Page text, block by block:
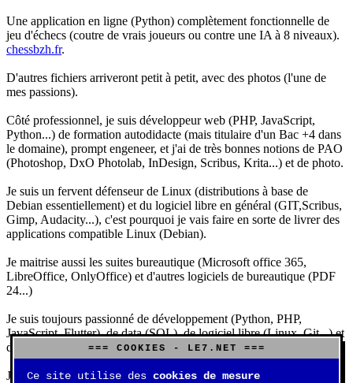
Une application en ligne (Python) complètement fonctionnelle de
jeu d'échecs (coutre de vrais joueurs ou contre une IA à 8 niveaux).
chessbzh.fr.
D'autres fichiers arriveront petit à petit, avec des photos (l'une de
mes passions).
Côté professionnel, je suis développeur web (PHP, JavaScript,
Python...) de formation autodidacte (mais titulaire d'un Bac +4 dans
le domaine), prompt engeneer, et j'ai de très bonnes notions de PAO
(Photoshop, DxO Photolab, InDesign, Scribus, Krita...) et de photo.
Je suis un fervent défenseur de Linux (distributions à base de
Debian essentiellement) et du logiciel libre en général (GIT,Scribus,
Gimp, Audacity...), c'est pourquoi je vais faire en sorte de livrer des
applications compatible Linux (Debian).
Je maitrise aussi les suites bureautique (Microsoft office 365,
LibreOffice, OnlyOffice) et d'autres logiciels de bureautique (PDF
24...)
Je suis toujours passionné de développement (Python, PHP,
JavaScript, Flutter), de data (SQL), de logiciel libre (Linux, Git...) et
d'IA (principalement Claude et DeepSeek).
J'aime jouer, surtout aux jeux de sociétés (Risk, Uno, Scrabble...),
=== COOKIES - LE7.NET ===
Ce site utilise des cookies de mesure